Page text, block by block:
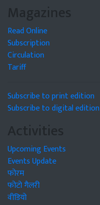
Magazines
Read Online
Subscription
Circulation
Tariff
Subscribe to print edition
Subscribe to digital edition
Activities
Upcoming Events
Events Update
फोरम
फोटो गैलरी
वीडियो